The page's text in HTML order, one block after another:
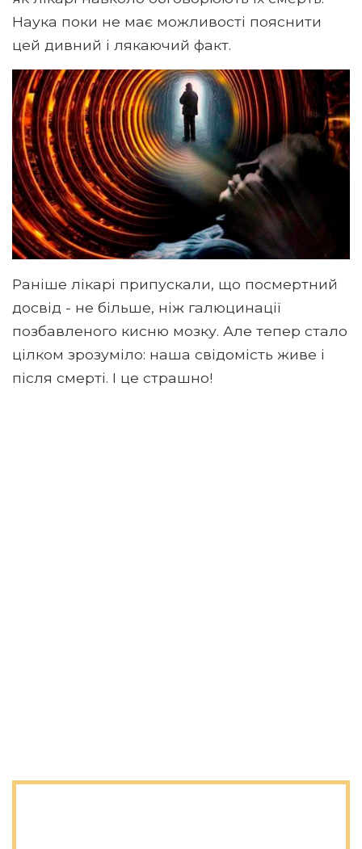
Наука поки не має можливості пояснити
цей дивний і лякаючий факт.
Раніше лікарі припускали, що посмертний
досвід - не більше, ніж галюцинації
позбавленого кисню мозку. Але тепер стало
цілком зрозуміло: наша свідомість живе і
після смерті. І це страшно!